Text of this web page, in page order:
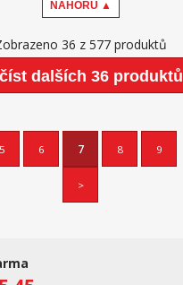
NAHORU ▲
36 z 577 produktů
dalších 36 produktů
5 6 7 8 9
>